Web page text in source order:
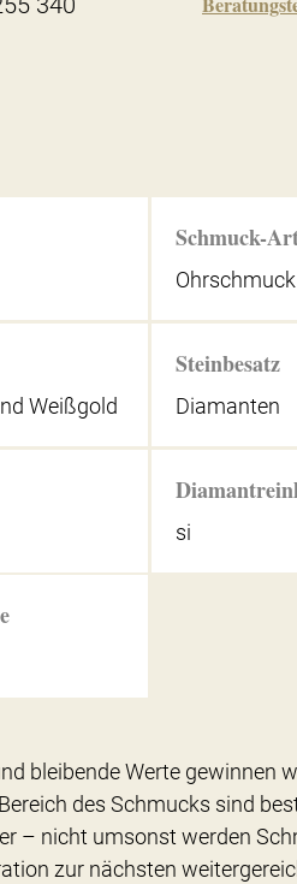
Schmuck-
Ohrschmuck
Weißgold
Steinbesatz
Diamanten
si
bleibende Werte gewinnen
des Schmucks sind
– nicht umsonst werden
zur nächsten